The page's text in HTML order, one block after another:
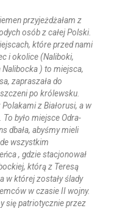
przyjeżdżałam z
osób z całej Polski.
które przed nami
i okolice (Naliboki,
) to miejsca,
zapraszała do
po królewsku.
z Białorusi, a w
było miejsce Odra-
dbała, abyśmy mieli
wszystkim
, gdzie stacjonował
którą z Teresą
w której zostały ślady
w czasie II wojny.
się patriotycznie przez